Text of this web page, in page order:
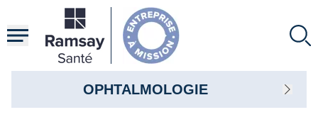
contenu
principal
OPHTALMOLOGIE